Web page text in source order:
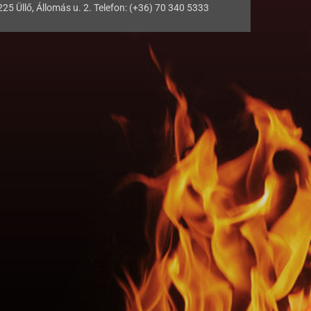
Üllő, Állomás u. 2. Telefon: (+36) 70 340 5333